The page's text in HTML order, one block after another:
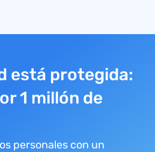
está protegida:
1 millón de
personales con un